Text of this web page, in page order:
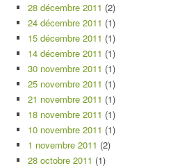
28 décembre 2011 (2)
24 décembre 2011 (1)
15 décembre 2011 (1)
14 décembre 2011 (1)
30 novembre 2011 (1)
25 novembre 2011 (1)
21 novembre 2011 (1)
18 novembre 2011 (1)
10 novembre 2011 (1)
1 novembre 2011 (2)
28 octobre 2011 (1)